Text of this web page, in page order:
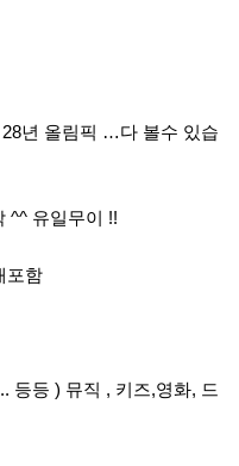
년 올림픽 …다 볼수 있습
^^ 유일무이 !!
포함
등등 ) 뮤직 , 키즈,영화, 드